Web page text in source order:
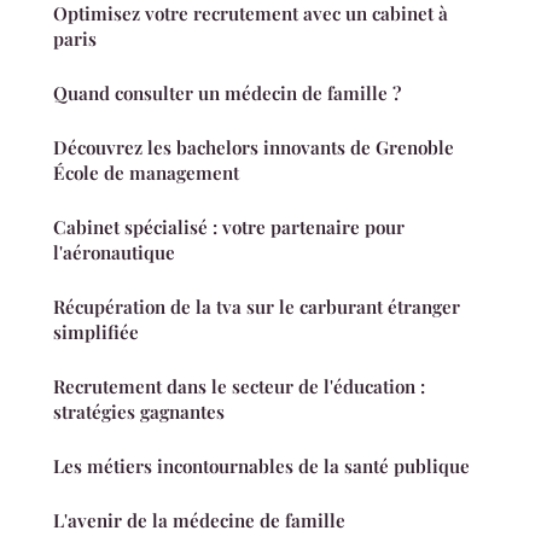
Optimisez votre recrutement avec un cabinet à
paris
Quand consulter un médecin de famille ?
Découvrez les bachelors innovants de Grenoble
École de management
Cabinet spécialisé : votre partenaire pour
l'aéronautique
Récupération de la tva sur le carburant étranger
simplifiée
Recrutement dans le secteur de l'éducation :
stratégies gagnantes
Les métiers incontournables de la santé publique
L'avenir de la médecine de famille